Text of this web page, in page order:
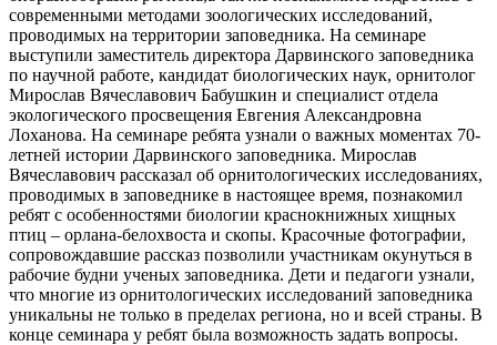
современными методами зоологических исследований,
проводимых на территории заповедника. На семинаре
выступили заместитель директора Дарвинского заповедника
по научной работе, кандидат биологических наук, орнитолог
Мирослав Вячеславович Бабушкин и специалист отдела
экологического просвещения Евгения Александровна
Лоханова. На семинаре ребята узнали о важных моментах 70-
летней истории Дарвинского заповедника. Мирослав
Вячеславович рассказал об орнитологических исследованиях,
проводимых в заповеднике в настоящее время, познакомил
ребят с особенностями биологии краснокнижных хищных
птиц – орлана-белохвоста и скопы. Красочные фотографии,
сопровождавшие рассказ позволили участникам окунуться в
рабочие будни ученых заповедника. Дети и педагоги узнали,
что многие из орнитологических исследований заповедника
уникальны не только в пределах региона, но и всей страны. В
конце семинара у ребят была возможность задать вопросы.